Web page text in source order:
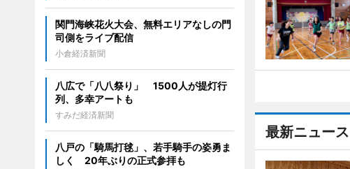
最新ニュース
関門海峡花火大会、無料エリアなしの門
司側をライブ配信
小倉経済新聞
八広で「八八祭り」 1500人が提灯行
列、多幸アートも
すみだ経済新聞
八戸の「騎馬打毬」、若手騎手の姿勇ま
しく 20年ぶりの正式参拝も